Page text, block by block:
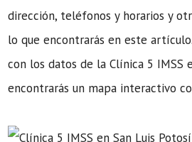
dirección, teléfonos y horarios y
lo que encontrarás en este
con los datos de la Clínica 5 IMSS
encontrarás un mapa interactivo